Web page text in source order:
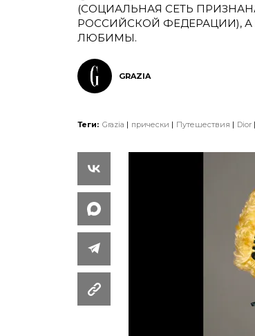
(СОЦИАЛЬНАЯ СЕТЬ
РОССИЙСКОЙ ФЕДЕРАЦИИ), А
ЛЮБИМЫ.
GRAZIA
Теги: Grazia прически Путешествия Dior